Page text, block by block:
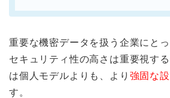
重要な機密データを扱う企業にと
セキュリティ性の高さは重要視す
は個人モデルよりも、より 強固な
す。